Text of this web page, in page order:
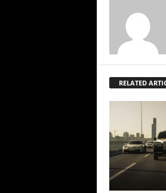
RELATED